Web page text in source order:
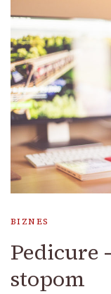
BIZNES
Pedicure
stopom